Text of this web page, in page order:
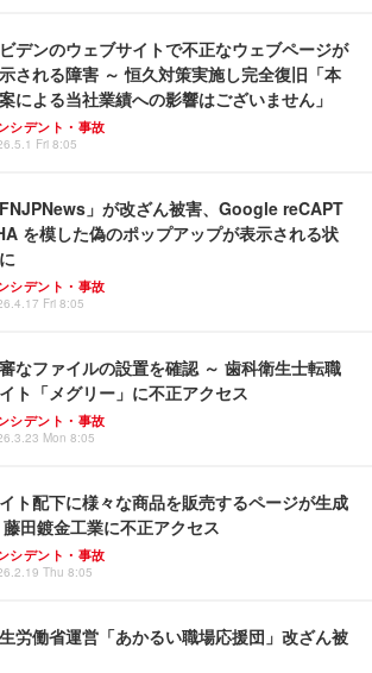
デンのウェブサイトで不正なウェブページが
される障害 ～ 恒久対策実施し完全復旧「本
による当社業績への影響はございません」
シデント・事故
Fri 8:05
FNJPNews」が改ざん被害、Google reCAPT
を模した偽のポップアップが表示される状
シデント・事故
Fri 8:05
なファイルの設置を確認 ～ 歯科衛生士転職
ト「メグリー」に不正アクセス
シデント・事故
Mon 8:05
ト配下に様々な商品を販売するページが生成
藤田鍍金工業に不正アクセス
シデント・事故
Thu 8:05
労働省運営「あかるい職場応援団」改ざん被